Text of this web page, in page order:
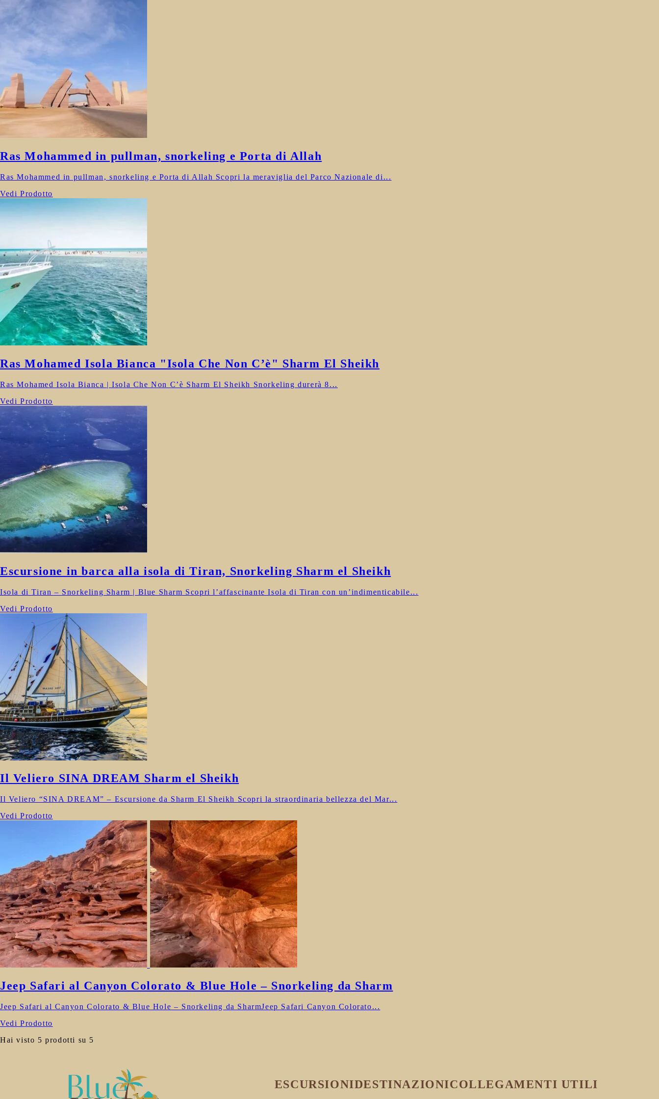
Ras Mohammed in pullman, snorkeling e Porta di Allah
Ras Mohammed in pullman, snorkeling e Porta di Allah Scopri la meraviglia del Parco Nazionale di...
Vedi Prodotto
Ras Mohamed Isola Bianca "Isola Che Non C’è" Sharm El Sheikh
Ras Mohamed Isola Bianca | Isola Che Non C’è Sharm El Sheikh Snorkeling durerà 8...
Vedi Prodotto
Escursione in barca alla isola di Tiran, Snorkeling Sharm el Sheikh
Isola di Tiran – Snorkeling Sharm | Blue Sharm Scopri l’affascinante Isola di Tiran con un’indimenticabile...
Vedi Prodotto
Il Veliero SINA DREAM Sharm el Sheikh
Il Veliero “SINA DREAM” – Escursione da Sharm El Sheikh Scopri la straordinaria bellezza del Mar...
Vedi Prodotto
Jeep Safari al Canyon Colorato & Blue Hole – Snorkeling da Sharm
Jeep Safari al Canyon Colorato & Blue Hole – Snorkeling da SharmJeep Safari Canyon Colorato...
Vedi Prodotto
Hai visto 5 prodotti su 5
ESCURSIONIDESTINAZIONICOLLEGAMENTI UTILI